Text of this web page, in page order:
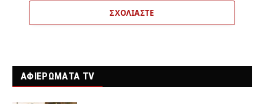
ΣΧΟΛΙΆΣΤΕ
ΑΦΙΕΡΩΜΑΤΑ TV